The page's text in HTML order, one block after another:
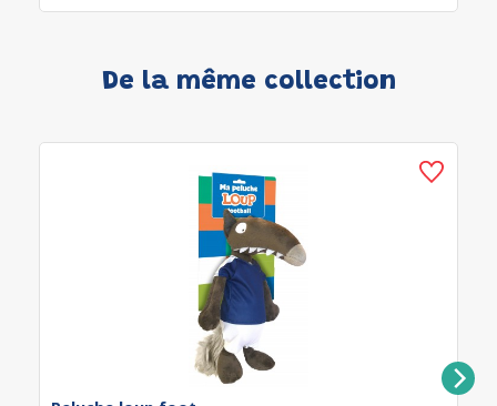
De la même collection